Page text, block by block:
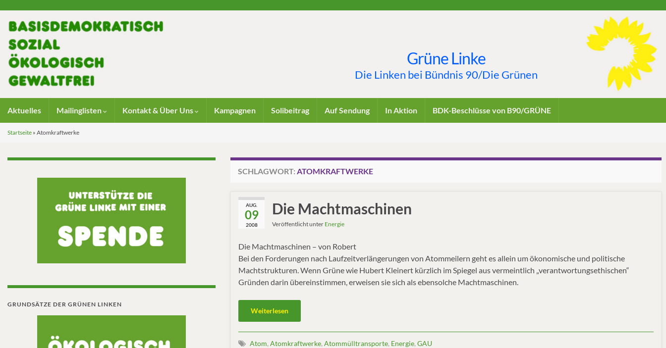
Grüne Linke
Die Linken bei Bündnis 90/Die Grünen
Aktuelles Mailinglisten Kontakt & Über Uns Kampagnen Solibeitrag Auf Sendung In Aktion BDK-Beschlüsse von B90/GRÜNE
Startseite » Atomkraftwerke
SCHLAGWORT: ATOMKRAFTWERKE
AUG.
09
2008
Die Machtmaschinen
Veröffentlicht unter Energie
Die Machtmaschinen – von Robert
Bei den Forderungen nach Laufzeitverlängerungen von Atommeilern geht es allein um ökonomische und politische
Machtstrukturen. Wenn Grüne wie Hubert Kleinert kürzlich im Spiegel aus vermeintlich „verantwortungsethischen“
Gründen darin übereinstimmen, erweisen sie sich als ebensolche Machtmaschinen.
Weiterlesen
Atom, Atomkraftwerke, Atommülltransporte, Energie, GAU
GRUNDSÄTZE DER GRÜNEN LINKEN